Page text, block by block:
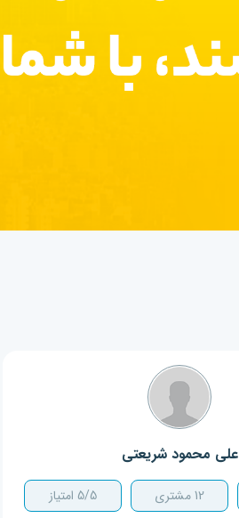
علی محمود شریعتی
12مشتری 5/5 امتیاز